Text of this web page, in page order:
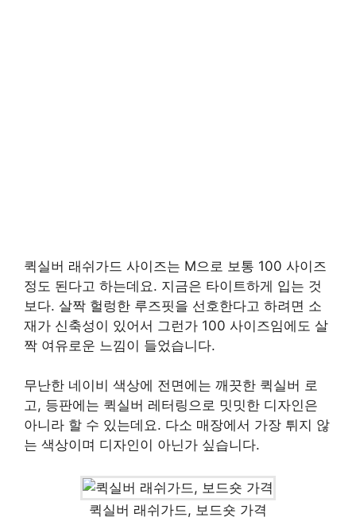
퀵실버 래쉬가드 사이즈는 M으로 보통 100 사이즈
정도 된다고 하는데요. 지금은 타이트하게 입는 것
보다. 살짝 헐렁한 루즈핏을 선호한다고 하려면 소
재가 신축성이 있어서 그런가 100 사이즈임에도 살
짝 여유로운 느낌이 들었습니다.
무난한 네이비 색상에 전면에는 깨끗한 퀵실버 로
고, 등판에는 퀵실버 레터링으로 밋밋한 디자인은
아니라 할 수 있는데요. 다소 매장에서 가장 튀지 않
는 색상이며 디자인이 아닌가 싶습니다.
퀵실버 래쉬가드, 보드숏 가격